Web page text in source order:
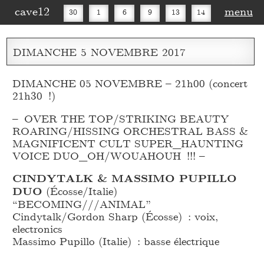
cave12 30 1 6 9 13 14
16 20 27 30
menu
DIMANCHE 5 NOVEMBRE 2017
DIMANCHE 05 NOVEMBRE – 21h00 (concert
21h30 !)
– OVER THE TOP/STRIKING BEAUTY
ROARING/HISSING ORCHESTRAL BASS &
MAGNIFICENT CULT SUPER_HAUNTING
VOICE DUO_ OH/WOUAHOUH !!! –
CINDYTALK & MASSIMO PUPILLO
DUO (Écosse/Italie)
“BECOMING///ANIMAL”
Cindytalk/Gordon Sharp (Écosse) : voix,
electronics
Massimo Pupillo (Italie) : basse électrique